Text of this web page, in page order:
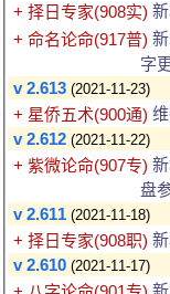
+ 择日专家(908实)
+ 命名论命(917普)
字
v 2.613 (2021-11-23)
+ 星侨五术(900通)
v 2.612 (2021-11-22)
+ 紫微论命(907专)
盘
v 2.611 (2021-11-18)
+ 择日专家(908职)
v 2.610 (2021-11-17)